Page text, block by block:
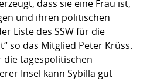
dass sie eine Frau ist,
und ihren politischen
Liste des SSW für die
so das Mitglied Peter Krüss.
die tagespolitischen
Insel kann Sybilla gut